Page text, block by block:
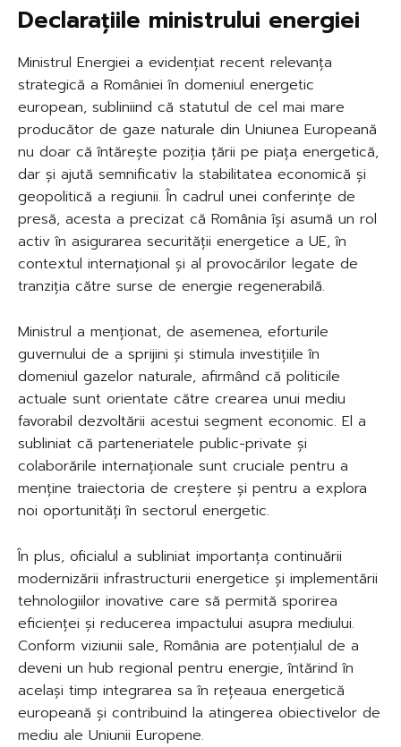
Declarațiile ministrului energiei
Ministrul Energiei a evidențiat recent relevanța
strategică a României în domeniul energetic
european, subliniind că statutul de cel mai mare
producător de gaze naturale din Uniunea Europeană
nu doar că întărește poziția țării pe piața energetică,
dar și ajută semnificativ la stabilitatea economică și
geopolitică a regiunii. În cadrul unei conferințe de
presă, acesta a precizat că România își asumă un rol
activ în asigurarea securității energetice a UE, în
contextul internațional și al provocărilor legate de
tranziția către surse de energie regenerabilă.
Ministrul a menționat, de asemenea, eforturile
guvernului de a sprijini și stimula investițiile în
domeniul gazelor naturale, afirmând că politicile
actuale sunt orientate către crearea unui mediu
favorabil dezvoltării acestui segment economic. El a
subliniat că parteneriatele public-private și
colaborările internaționale sunt cruciale pentru a
menține traiectoria de creștere și pentru a explora
noi oportunități în sectorul energetic.
În plus, oficialul a subliniat importanța continuării
modernizării infrastructurii energetice și implementării
tehnologiilor inovative care să permită sporirea
eficienței și reducerea impactului asupra mediului.
Conform viziunii sale, România are potențialul de a
deveni un hub regional pentru energie, întărind în
același timp integrarea sa în rețeaua energetică
europeană și contribuind la atingerea obiectivelor de
mediu ale Uniunii Europene.